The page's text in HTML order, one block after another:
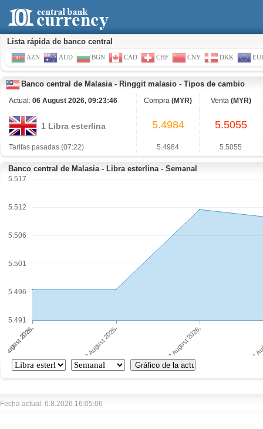
Lista rápida de banco central
AZN AUD BGN CAD CHF CNY DKK
Banco central de Malasia- Ringgit malasio - Tipos de cambio
Actual: 06 August 2026, 09:23:46 Compra (MYR) Venta (MYR)
1 Libra esterlina 5.4984 5.5055
Tarifas pasadas (07:22) 5.4984 5.5055
Banco central de Malasia - Libra esterlina - Semanal
5.517
5.512
5.506
5.501
5.496
5.491
Fecha actual: 6.8.2026 16:05:06